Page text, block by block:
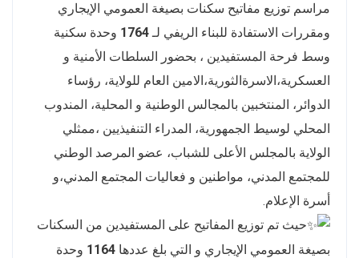
مراسم توزيع مفاتيح سكنات بصيغة العمومي الإيجاري
ومقررات الاستفادة للبناء الريفي لـ1764 وحدة سكنية
وسط فرحة المستفيدين ، بحضور السلطات الأمنية و
العسكرية،الاسرةالثورية،الامين العام للولاية، رؤساء
الدوائر، المنتخبين بالمجالس الوطنية و المحلية، المندوب
المحلي لوسيط الجمهورية، المدراء التنفيذيين ،ممثلي
الولاية بالمجلس الأعلى للشباب، عضو المرصد الوطني
للمجتمع المدني، مواطنين و فعاليات المجتمع المدني،و
أسرة الإعلام.
حيث تم توزيع المفاتيح على المستفيدين من السكنات
بصيغة العمومي الإيجاري و التي بلغ عددها 1164 وحدة